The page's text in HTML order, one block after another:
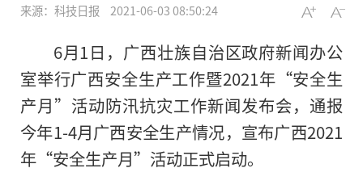
来源：科技日报 2021-06-03 08:50:24
6月1日，广西壮族自治区政府新闻办公
室举行广西安全生产工作暨2021年“安全生
产月”活动防汛抗灾工作新闻发布会，通报
今年1-4月广西安全生产情况，宣布广西2021
年“安全生产月”活动正式启动。